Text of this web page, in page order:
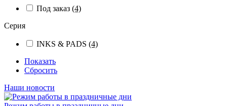
Под заказ (4)
Серия
INKS & PADS (4)
Показать
Сбросить
Наши новости